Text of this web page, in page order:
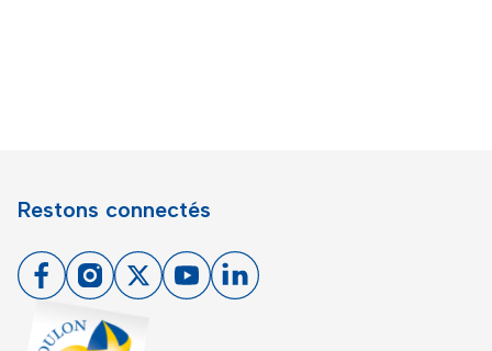
Restons connectés
FacebookInstagram
X YoutubeLinkedin